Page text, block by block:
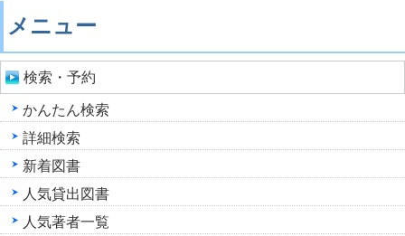
メニュー
検索・予約
かんたん検索
詳細検索
新着図書
人気貸出図書
人気著者一覧